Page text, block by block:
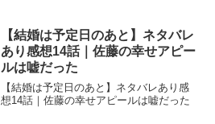
【結婚は予定日のあと】ネタバレ
あり感想14話｜佐藤の幸せアピー
ルは嘘だった
【結婚は予定日のあと】ネタバレあり感
想14話｜佐藤の幸せアピールは嘘だった